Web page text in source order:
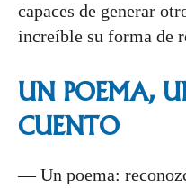
capaces de generar
increíble su forma de
UN POEMA,
CUENTO
— Un poema: